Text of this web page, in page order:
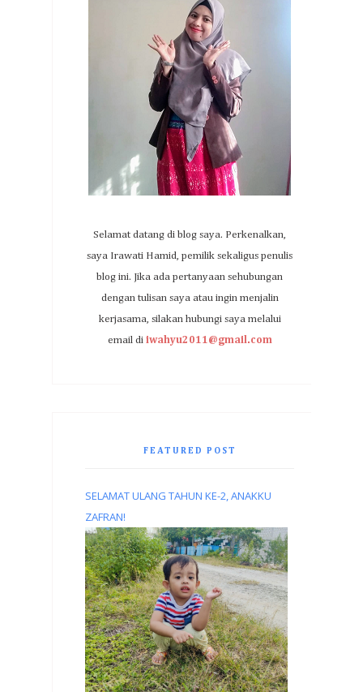
Selamat datang di blog saya. Perkenalkan,
saya Irawati Hamid, pemilik sekaligus penulis
blog ini. Jika ada pertanyaan sehubungan
dengan tulisan saya atau ingin menjalin
kerjasama, silakan hubungi saya melalui
email di iwahyu2011@gmail.com
FEATURED POST
SELAMAT ULANG TAHUN KE-2, ANAKKU
ZAFRAN!